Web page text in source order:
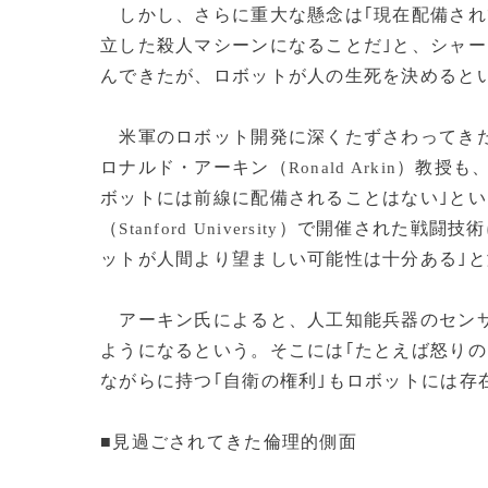
しかし、さらに重大な懸念は｢現在配備さ
立した殺人マシーンになることだ｣と、シャ
んできたが、ロボットが人の生死を決める
米軍のロボット開発に深くたずさわってき
ロナルド・アーキン（Ronald Arkin ）教授も
ボットには前線に配備されることはない｣と
（ Stanford University ）で開催された戦闘技
ットが人間より望ましい可能性は十分ある｣
アーキン氏によると、人工知能兵器のセン
ようになるという。そこには｢たとえば怒り
ながらに持つ｢自衛の権利｣もロボットには存
■見過ごされてきた倫理的側面